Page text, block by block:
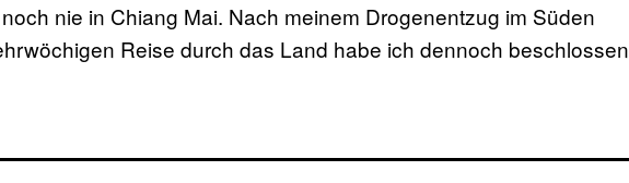
nie in Chiang Mai. Nach meinem Drogenentzug im Süden
Reise durch das Land habe ich dennoch beschlossen